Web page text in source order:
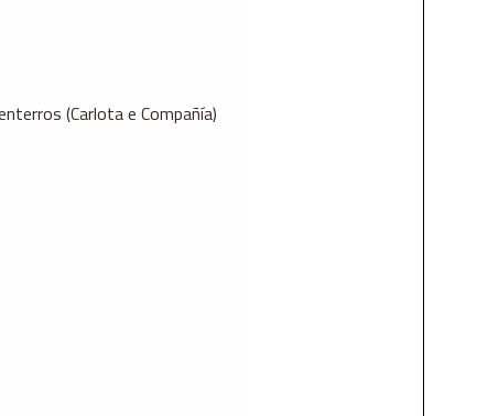
(Carlota e Compañía)